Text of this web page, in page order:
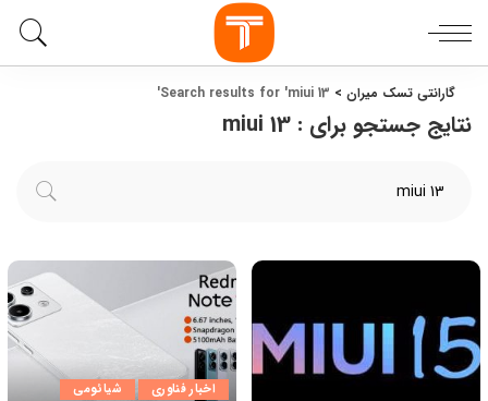
گارانتی تسک میران >
Search results for 'miui 13'
نتایج جستجو برای : miui 13
اخبار فناوری
شیائومی